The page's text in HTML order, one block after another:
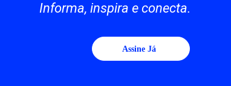
Informa, inspira e conecta.
Assine Já